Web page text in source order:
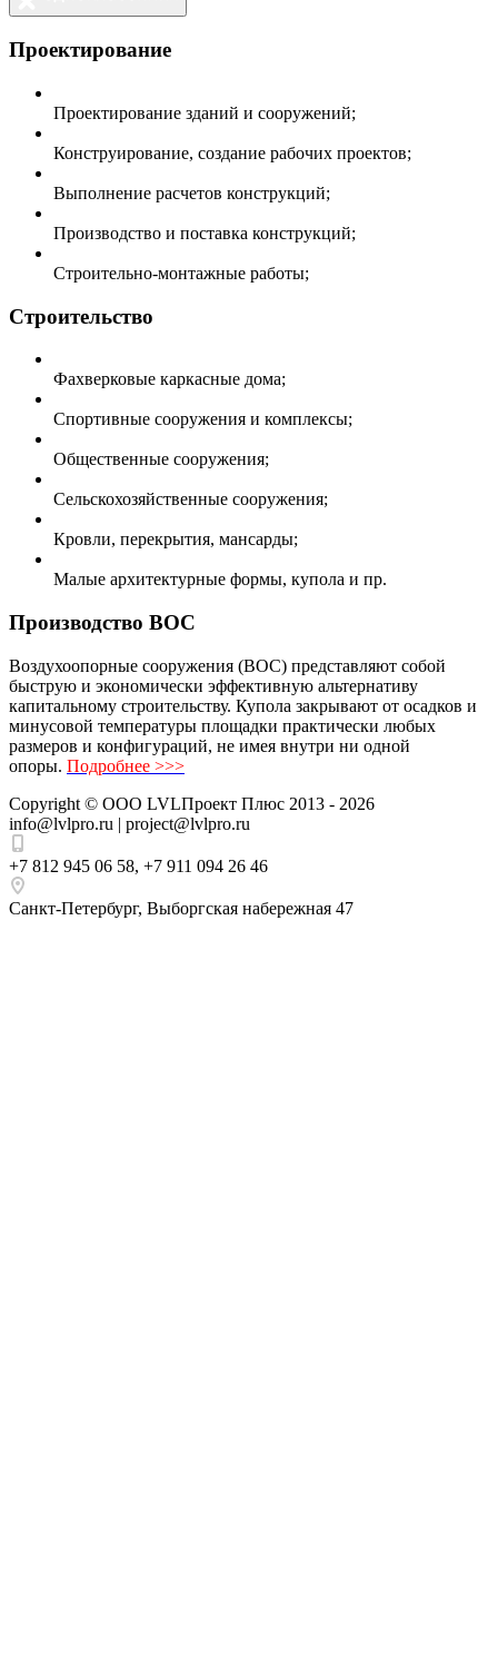
Проектирование
Проектирование зданий и сооружений;
Конструирование, создание рабочих проектов;
Выполнение расчетов конструкций;
Производство и поставка конструкций;
Строительно-монтажные работы;
Строительство
Фахверковые каркасные дома;
Спортивные сооружения и комплексы;
Общественные сооружения;
Сельскохозяйственные сооружения;
Кровли, перекрытия, мансарды;
Малые архитектурные формы, купола и пр.
Производство ВОС
Воздухоопорные сооружения (ВОС) представляют собой
быструю и экономически эффективную альтернативу
капитальному строительству. Купола закрывают от осадков и
минусовой температуры площадки практически любых
размеров и конфигураций, не имея внутри ни одной
опоры. Подробнее >>>
Copyright © ООО LVLПроект Плюс 2013 - 2026
info@lvlpro.ru | project@lvlpro.ru
+7 812 945 06 58, +7 911 094 26 46
Санкт-Петербург, Выборгская набережная 47